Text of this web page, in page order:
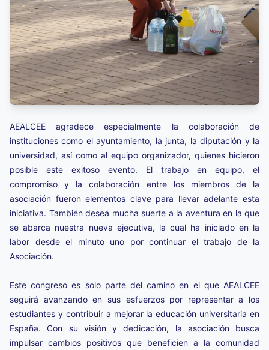
AEALCEE agradece especialmente la colaboración de
instituciones como el ayuntamiento, la junta, la diputación y la
universidad, así como al equipo organizador, quienes hicieron
posible este exitoso evento. El trabajo en equipo, el
compromiso y la colaboración entre los miembros de la
asociación fueron elementos clave para llevar adelante esta
iniciativa. También desea mucha suerte a la aventura en la que
se abarca nuestra nueva ejecutiva, la cual ha iniciado en la
labor desde el minuto uno por continuar el trabajo de la
Asociación.
Este congreso es solo parte del camino en el que AEALCEE
seguirá avanzando en sus esfuerzos por representar a los
estudiantes y contribuir a mejorar la educación universitaria en
España. Con su visión y dedicación, la asociación busca
impulsar cambios positivos que beneficien a la comunidad